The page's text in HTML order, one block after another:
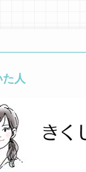
人